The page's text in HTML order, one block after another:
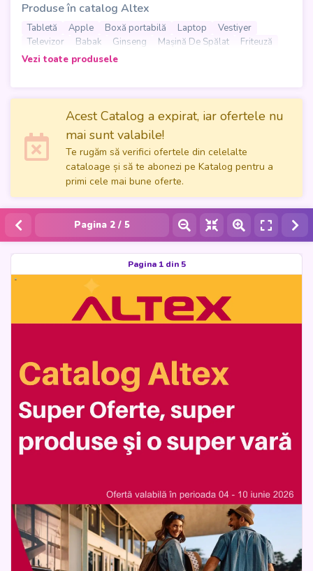
catalogul îi ajută pe cumpărători să descopere rapid
electronice, electrocasnice și produse pentru divertisment,
într-un format simplu și ușor de parcurs.
În paginile revistei se regăsesc tablete, laptopuri,
alături de mașini de spălat și friteuze pentru mai mult
confort acasă. Catalogul Altex este o alegere practică
pentru cei care vor să compare produsele de interes, să
găsească idei pentru casă sau vacanță și să profite de
ofertele disponibile în această campanie.
Produse în catalog Altex
Tabletă Apple Boxă portabilă Laptop
Vestiyer
Televizor
Babak Ginseng Mașină De Spălat
Friteuză
Căști
Playstation
Vezi toate produsele
Acest Catalog a expirat, iar ofertele nu
mai sunt valabile!
Te rugăm să verifici ofertele din celelalte
cataloage și să te abonezi pe Katalog pentru a
primi cele mai bune oferte.
Pagina 2 / 5
Pagina 1 din 5